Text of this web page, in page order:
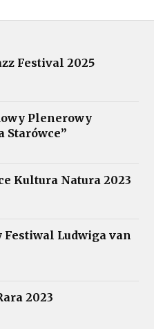
Festival 2025
Plenerowy
Starówce”
Kultura Natura 2023
Festiwal Ludwiga van
2023